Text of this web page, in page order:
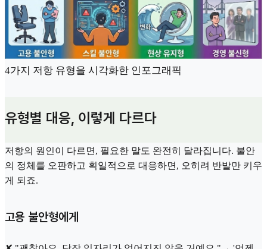
4가지 저항 유형을 시각화한 인포그래픽
유형별 대응, 이렇게 다르다
저항의 원인이 다르면, 필요한 말도 완전히 달라집니다. 불안
의 정체를 오판하고 획일적으로 대응하면, 오히려 반발만 키우
게 되죠.
고용 불안형에게